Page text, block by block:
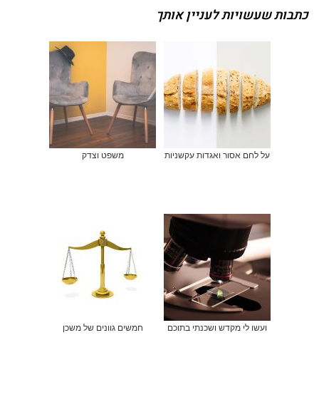
כתבות שעשויות לעניין אותך
על לחם אסור ואגדות עקשניות משפט וצדק
ועשו לי מקדש ושכנתי בתוכם חמשים גוונים של משכן